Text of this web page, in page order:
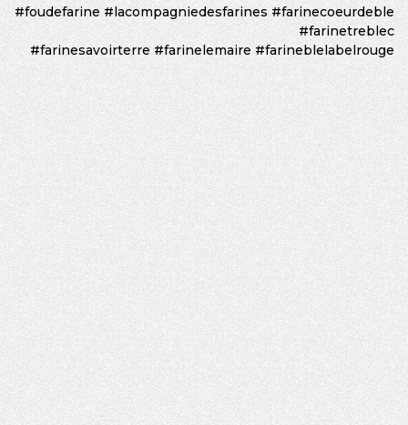
#foudefarine #lacompagniedesfarines #farinecoeurdeble
#farinetreblec
#farinesavoirterre #farinelemaire #farineblelabelrouge